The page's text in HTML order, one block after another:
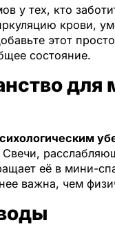
у тех, кто
крови,
этот
состояние.
для
Свечи,
её в мини-
важна, чем